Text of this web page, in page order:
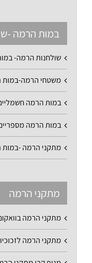
במות הרמה -
שולחנות הרמה-
משטחי הרמה-במות
במות הרמה
במות הרמה
מתקני הרמה -
מתקני הרמה
מתקני הרמה
מתקני הרמה